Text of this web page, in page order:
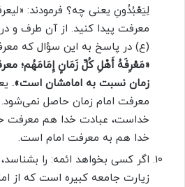
لِیَعْبُدُونِ یعنى چه؟ فرمودند:
معرفت پیدا کنید. از آن طرف و
(ع) در پاسخ به این سؤال که
«مَعْرِفَهُ أَهْلِ کُلِّ زَمَانٍ إِمَامَهُم؛
زمان نسبت به امامشان است».
معرفت امام زمان حاصل
خداست، عبادت خدا هم معرفت
خدا هم به معرفت امام است.
اگر کسى بخواهد ائمه: را
زیارت جامعه کبیره است که از